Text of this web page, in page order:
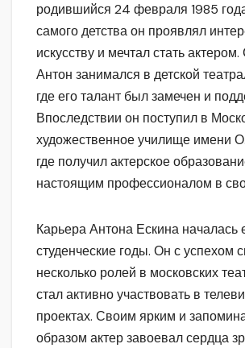
родившийся 24 февраля 1985
самого детства он проявлял
искусству и мечтал стать
Антон занимался в детской
где его талант был замечен и
Впоследствии он поступил в
художественное училище имени
где получил актерское
настоящим профессионалом в
Карьера Антона Ескина началась
студенческие годы. Он с успехом
несколько ролей в московских
стал активно участвовать в
проектах. Своим ярким и
образом актер завоевал сердца